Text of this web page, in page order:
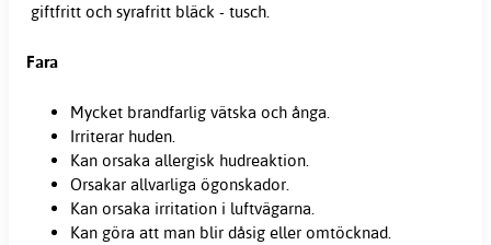
giftfritt och syrafritt bläck - tusch.
Fara
Mycket brandfarlig vätska och ånga.
Irriterar huden.
Kan orsaka allergisk hudreaktion.
Orsakar allvarliga ögonskador.
Kan orsaka irritation i luftvägarna.
Kan göra att man blir dåsig eller omtöcknad.